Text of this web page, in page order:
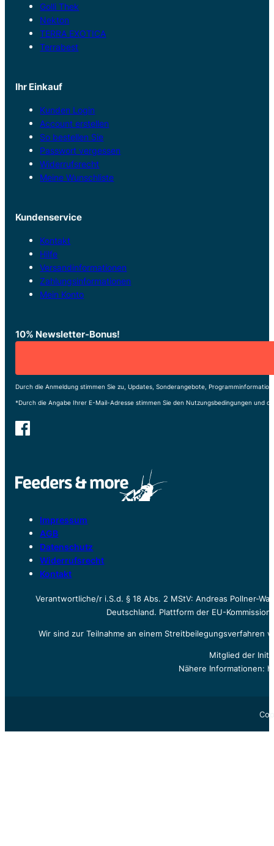
Golli Thek
Nekton
TERRA EXOTICA
Terrabest
Ihr Einkauf
Kunden Login
Account erstellen
So bestellen Sie
Passwort vergessen
Widerrufsrecht
Meine Wunschliste
Kundenservice
Kontakt
Hilfe
Versandinformationen
Zahlungsinformationen
Mein Konto
10% Newsletter-Bonus!
Durch die Anmeldung stimmen Sie zu, Updates, Sonderangebote,
*Durch die Angabe Ihrer E-Mail-Adresse stimmen Sie den Nutzungsbedingungen und
Impressum
AGB
Datenschutz
Widerrufsrecht
Kontakt
Verantwortliche/r i.S.d. § 18 Abs. 2 MStV: Andreas Pollner-
Deutschland. Plattform der EU-
Wir sind zur Teilnahme an einem
Mitglied der
Nähere Informationen: